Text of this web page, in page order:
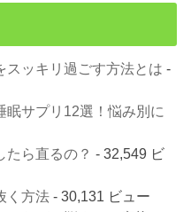
スッキリ過ごす方法とは -
眠サプリ12選！悩み別に
たら直るの？ - 32,549 ビ
く方法 - 30,131 ビュー